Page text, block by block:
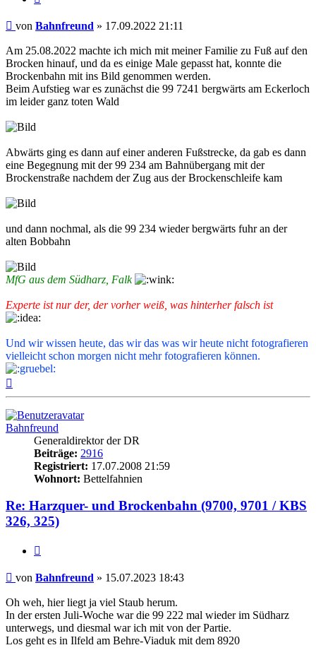
Beitrag
von Bahnfreund » 17.09.2022 21:11
Am 25.08.2022 machte ich mich mit meiner Familie zu Fuß auf den
Brocken hinauf, und da es einige Male gepasst hat, konnte die
Brockenbahn mit ins Bild genommen werden.
Beim Aufstieg war es zunächst die 99 7241 bergwärts am Eckerloch
im leider ganz toten Wald
Abwärts ging es dann auf einer anderen Fußstrecke, da gab es dann
eine Begegnung mit der 99 234 am Bahnübergang mit der
Brockenstraße nachdem der Zug aus der Brockenschleife kam
und dann nochmal, als die 99 234 wieder bergwärts fuhr an der
alten Bobbahn
MfG aus dem Südharz, Falk
Experte ist nur der, der vorher weiß, was hinterher falsch ist
Und wir wissen heute, das wir das was wir heute nicht fotografieren
vielleicht schon morgen nicht mehr fotografieren können.
Bahnfreund
Generaldirektor der DR
Beiträge: 2916
Registriert: 17.07.2008 21:59
Wohnort: Bettelfahnien
Re: Harzquer- und Brockenbahn (9700, 9701 / KBS
326, 325)
Beitrag
von Bahnfreund » 15.07.2023 18:43
Oh weh, hier liegt ja viel Staub herum.
In der ersten Juli-Woche war die 99 222 mal wieder im Südharz
unterwegs, und diesmal war ich mit von der Partie.
Los geht es in Ilfeld am Behre-Viaduk mit dem 8920